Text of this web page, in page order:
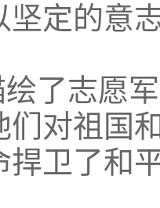
坚定的意
了志愿
们对祖国
捍卫了和